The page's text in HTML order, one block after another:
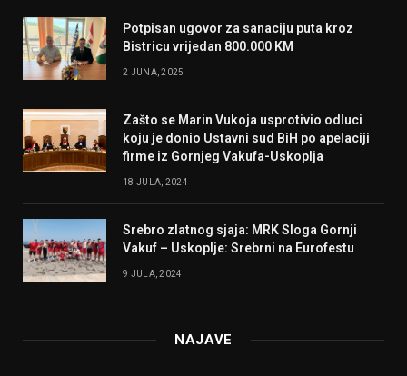
Potpisan ugovor za sanaciju puta kroz
Bistricu vrijedan 800.000 KM
2 JUNA, 2025
Zašto se Marin Vukoja usprotivio odluci
koju je donio Ustavni sud BiH po apelaciji
firme iz Gornjeg Vakufa-Uskoplja
18 JULA, 2024
Srebro zlatnog sjaja: MRK Sloga Gornji
Vakuf – Uskoplje: Srebrni na Eurofestu
9 JULA, 2024
NAJAVE